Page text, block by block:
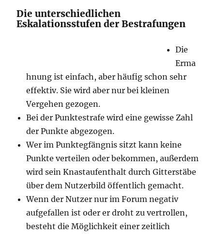
Die unterschiedlichen
Eskalationsstufen der Bestrafungen
Die
Erma
hnung ist einfach, aber häufig schon sehr
effektiv. Sie wird aber nur bei kleinen
Vergehen gezogen.
Bei der Punktestrafe wird eine gewisse Zahl
der Punkte abgezogen.
Wer im Punktegfängnis sitzt kann keine
Punkte verteilen oder bekommen, außerdem
wird sein Knastaufenthalt durch Gitterstäbe
über dem Nutzerbild öffentlich gemacht.
Wenn der Nutzer nur im Forum negativ
aufgefallen ist oder er droht zu vertrollen,
besteht die Möglichkeit einer zeitlich